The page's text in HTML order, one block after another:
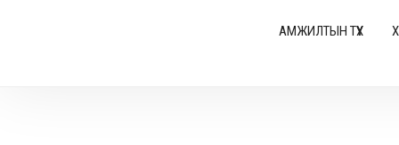
АМЖИЛТЫН ТҮҮХ